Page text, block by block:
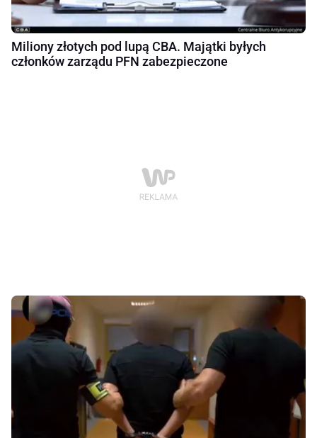
Miliony złotych pod lupą CBA. Majątki byłych
członków zarządu PFN zabezpieczone